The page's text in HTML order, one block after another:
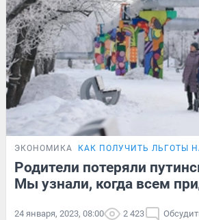
ЭКОНОМИКА КАК ПОЛУЧИТЬ ЛЬГОТЫ
Родители потеряли
Мы узнали, когда всем
24 января, 2023, 08:00 2 423